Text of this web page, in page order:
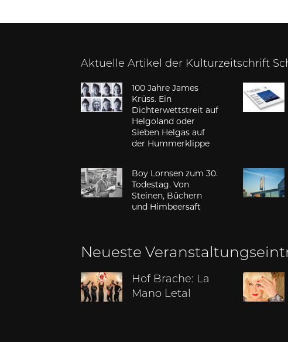
Aktuelle Artikel der Kulturzeitschrift
100 Jahre James
Krüss. Ein
Dichterwettstreit auf
Helgoland oder
Sieben Helgas auf
der Hummerklippe
Boy Lornsen zum 30.
Todestag. Von
Steinen, Büchern
und Himbeersaft
Neueste
Hof Brache: La
Mano Letal